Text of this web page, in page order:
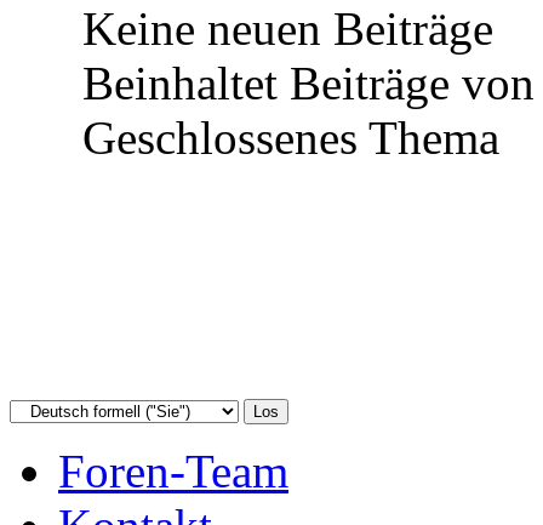
Keine neuen Beiträge
Beinhaltet Beiträge
Geschlossenes Thema
Foren-Team